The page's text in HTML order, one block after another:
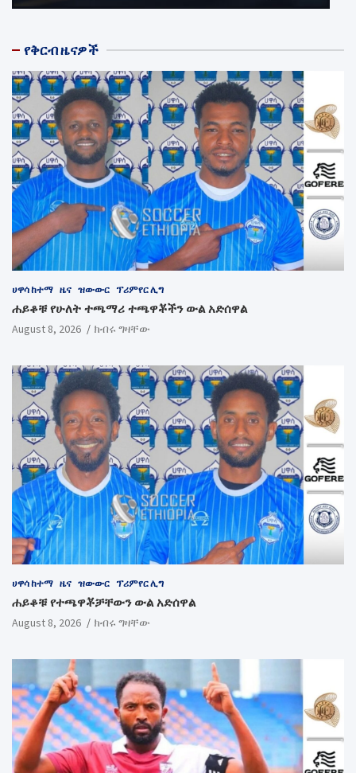
የቅርብ ዜናዎች
ሀዋሳ ከተማ ዜና ዝውውር ፕሪምየር ሊግ
ሐይቆቹ የሁለት ተጫማሪ ተጫዋቾችን ውል አድሰዋል
August 8, 2026 ክብሩ ግዛቸው
ሀዋሳ ከተማ ዜና ዝውውር ፕሪምየር ሊግ
ሐይቆቹ የተጫዋቾቻቸውን ውል አድሰዋል
August 8, 2026 ክብሩ ግዛቸው